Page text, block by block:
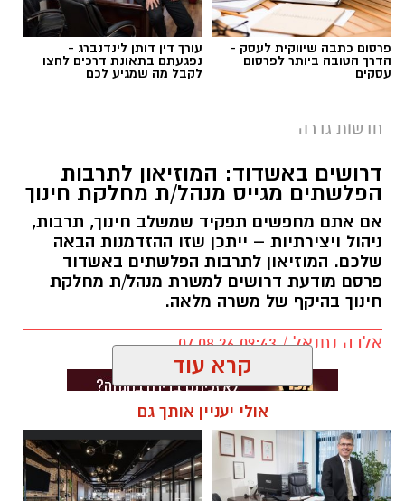
פרסום כתבה שיווקית לעסק -
הדרך הטובה ביותר לפרסום
עסקים
עורך דין דותן לינדנברג -
נפגעתם בתאונת דרכים לחצו
לקבל מה שמגיע לכם
חדשות גדרה
דרושים באשדוד: המוזיאון לתרבות
הפלשתים מגייס מנהל/ת מחלקת חינוך
אם אתם מחפשים תפקיד שמשלב חינוך, תרבות,
ניהול ויצירתיות – ייתכן שזו ההזדמנות הבאה
שלכם. המוזיאון לתרבות הפלשתים באשדוד
פרסם מודעת דרושים למשרת מנהל/ת מחלקת
חינוך בהיקף של משרה מלאה.
אלדה נתנאל / 09:43 07.08.26
תגים:דרושים באשדוד
קרא עוד
אולי יעניין אותך גם